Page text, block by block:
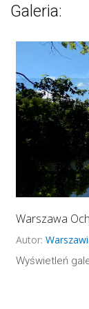
Galeria:
Warszawa
Autor:
Wyświetleń